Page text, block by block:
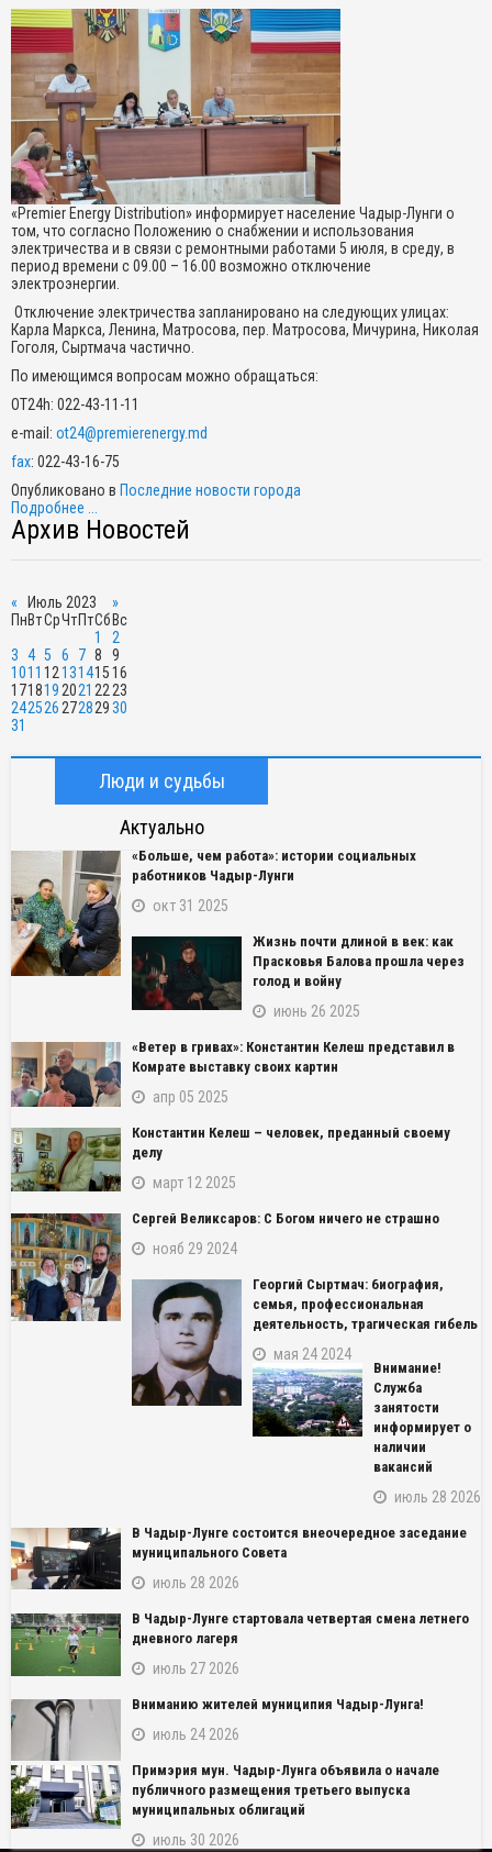
«Premier Energy Distribution» информирует население Чадыр-Лунги о
том, что согласно Положению о снабжении и использования
электричества и в связи с ремонтными работами 5 июля, в среду, в
период времени с 09.00 – 16.00 возможно отключение
электроэнергии.
Отключение электричества запланировано на следующих улицах:
Карла Маркса, Ленина, Матросова, пер. Матросова, Мичурина, Николая
Гоголя, Сыртмача частично.
По имеющимся вопросам можно обращаться:
OT24h: 022-43-11-11
e-mail: ot24@premierenergy.md
fax: 022-43-16-75
Опубликовано в Последние новости города
Подробнее ...
Архив Новостей
« Июль 2023
»
ПнВтСрЧтПтСбВс
1
2
3 4 5 6 7 8
9
1011 1213141516
171819 2021 22 23
242526 27282930
31
Люди и судьбы
Актуально
«Больше, чем работа»: истории социальных
работников Чадыр-Лунги
окт 31 2025
Жизнь почти длиной в век: как
Прасковья Балова прошла через
голод и войну
июнь 26 2025
«Ветер в гривах»: Константин Келеш представил в
Комрате выставку своих картин
апр 05 2025
Константин Келеш – человек, преданный своему
делу
март 12 2025
Сергей Великсаров: С Богом ничего не страшно
нояб 29 2024
Георгий Сыртмач: биография,
семья, профессиональная
деятельность, трагическая гибель
мая 24 2024
Внимание!
Служба
занятости
информирует о
наличии
вакансий
июль 28 2026
В Чадыр-Лунге состоится внеочередное заседание
муниципального Совета
июль 28 2026
В Чадыр-Лунге стартовала четвертая смена летнего
дневного лагеря
июль 27 2026
Вниманию жителей муниципия Чадыр-Лунга!
июль 24 2026
Примэрия мун. Чадыр-Лунга объявила о начале
публичного размещения третьего выпуска
муниципальных облигаций
июль 30 2026
NAME_SOCIAL_TWITTER